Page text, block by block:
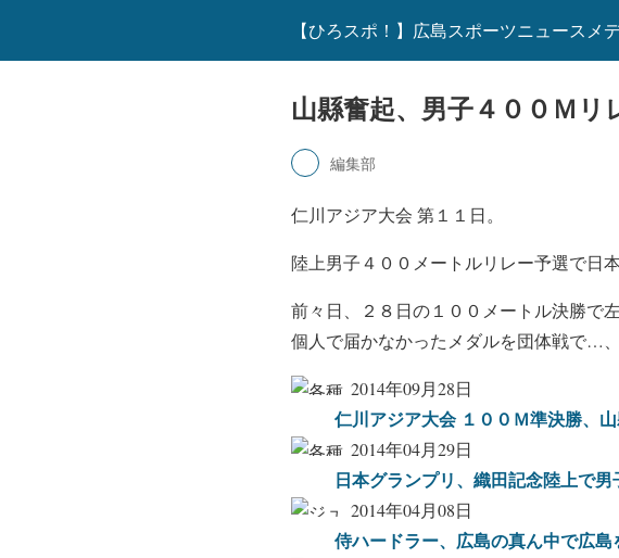
【ひろスポ！】広島スポーツニュースメ
山縣奮起、男子４００Ｍリ
編集部
仁川アジア大会 第１１日。
陸上男子４００メートルリレー予選で日
前々日、２８日の１００メートル決勝で
個人で届かなかったメダルを団体戦で…
2014年09月28日
仁川アジア大会 １００Ｍ準決勝、
2014年04月29日
日本グランプリ、織田記念陸上で
2014年04月08日
侍ハードラー、広島の真ん中で広